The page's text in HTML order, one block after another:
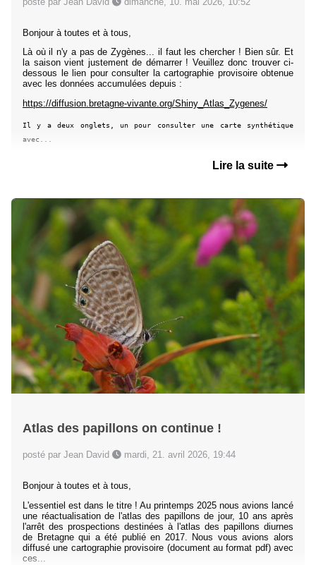
Bonjour à toutes et à tous,
Là où il n'y a pas de Zygènes... il faut les chercher ! Bien sûr. Et
la saison vient justement de démarrer ! Veuillez donc trouver ci-
dessous le lien pour consulter la cartographie provisoire obtenue
avec les données accumulées depuis :
https://diffusion.bretagne-vivante.org/Shiny_Atlas_Zygenes/
Il y a deux onglets, un pour consulter une carte synthétique
avec...
Lire la suite
Atlas des papillons on continue !
posté par Jean David mardi, 21. avril 2026, 19:44
Bonjour à toutes et à tous,
L'essentiel est dans le titre ! Au printemps 2025 nous avions lancé
une réactualisation de l'atlas des papillons de jour, 10 ans après
l'arrêt des prospections destinées à l'atlas des papillons diurnes
de Bretagne qui a été publié en 2017. Nous vous avions alors
diffusé une cartographie provisoire (document au format pdf) avec
ces...